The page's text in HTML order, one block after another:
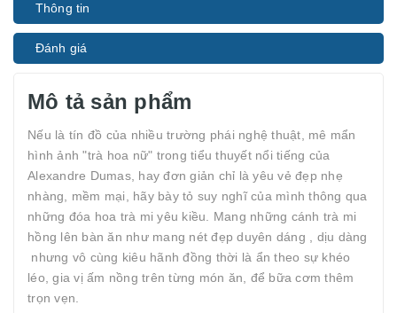
Thông tin
Đánh giá
Mô tả sản phẩm
Nếu là tín đồ của nhiều trường phái nghệ thuật, mê mẩn
hình ảnh "trà hoa nữ" trong tiểu thuyết nổi tiếng của
Alexandre Dumas, hay đơn giản chỉ là yêu vẻ đẹp nhẹ
nhàng, mềm mại, hãy bày tỏ suy nghĩ của mình thông qua
những đóa hoa trà mi yêu kiều. Mang những cánh trà mi
hồng lên bàn ăn như mang nét đẹp duyên dáng , dịu dàng
nhưng vô cùng kiêu hãnh đồng thời là ẩn theo sự khéo
léo, gia vị ấm nồng trên từng món ăn, để bữa cơm thêm
trọn vẹn.